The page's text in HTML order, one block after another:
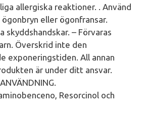
allergiska reaktioner. . Använd
eller ögonfransar.
skyddshandskar. – Förvaras
Överskrid inte den
exponeringstiden. All annan
är under ditt ansvar.
Resorcinol och